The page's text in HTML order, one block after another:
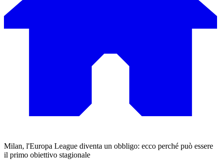
Milan, l'Europa League diventa un obbligo: ecco perché può essere
il primo obiettivo stagionale